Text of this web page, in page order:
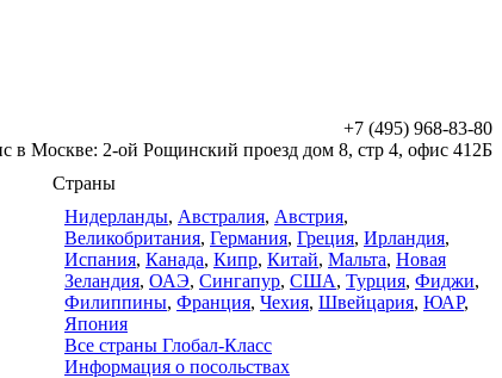
+7 (495) 968-83-80
в Москве: 2-ой Рощинский проезд дом 8, стр 4, офис 412Б
Страны
Нидерланды, Австралия, Австрия,
Великобритания, Германия, Греция, Ирландия,
Испания, Канада, Кипр, Китай, Мальта, Новая
Зеландия, ОАЭ, Сингапур, США, Турция, Фиджи,
Филиппины, Франция, Чехия, Швейцария, ЮАР,
Япония
Все страны Глобал-Класс
Информация о посольствах